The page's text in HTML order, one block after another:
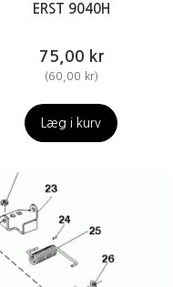
ERST 9040H
75,00 kr
(60,00 kr)
Læg i kurv